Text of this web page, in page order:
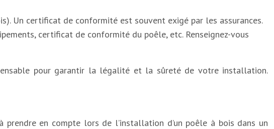
Un certificat de conformité est souvent exigé par les assurances.
certificat de conformité du poêle, etc. Renseignez-vous
pour garantir la légalité et la sûreté de votre installation.
en compte lors de l’installation d’un poêle à bois dans un